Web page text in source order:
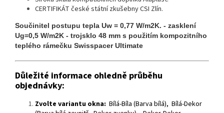
CERTIFIKÁT české státní zkušebny CSI Zlín.
Součinitel postupu tepla Uw = 0,77 W/m2K. - zasklení
Ug=0,5 W/m2K - trojsklo 48 mm s použitím kompozitního
teplého rámečku Swisspacer Ultimate
Důležité informace ohledně průběhu
objednávky:
Zvolte variantu okna: Bílá-Bíla (Barva bílá), Bílá-Dekor